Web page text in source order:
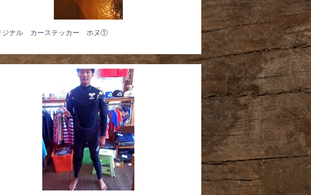
ジナル カーステッカー ホヌ①